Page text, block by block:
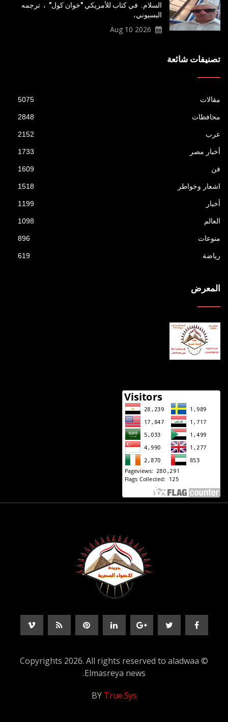
السلام. في كتاب للأمريكي "خوان كول" ، ترجمه
البسيوني،
2026 Aug 10
تصنيفات شائعة
مقالات 5075
محافظات 2848
عرب 2152
أخبار مصر 1733
فن 1609
اشعار وخواطر 1518
أخبار 1199
العالم 1098
منوعات 896
رياضة 619
المعرض
© Copyrights 2026. All rights reserved to aladwaa
Elmasreya news.
BY True.Sys